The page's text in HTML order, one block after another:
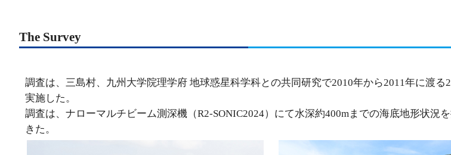
The Survey
調査は、三島村、九州大学院理学府 地球惑星科学科との共同研究で2010年から2011年に渡
実施した。
調査は、ナローマルチビーム測深機（R2-SONIC2024）にて水深約400mまでの海底地形状
きた。